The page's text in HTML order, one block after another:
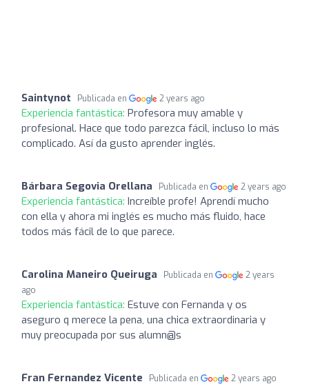
Saintynot Publicada en 2 years ago
Experiencia fantástica: Profesora muy amable y
profesional. Hace que todo parezca fácil, incluso lo más
complicado. Así da gusto aprender inglés.
Bárbara Segovia Orellana Publicada en 2 years ago
Experiencia fantástica: Increíble profe! Aprendí mucho
con ella y ahora mi inglés es mucho más fluido, hace
todos más fácil de lo que parece.
Carolina Maneiro Queiruga Publicada en
2 years
ago
Experiencia fantástica: Estuve con Fernanda y os
aseguro q merece la pena, una chica extraordinaria y
muy preocupada por sus alumn@s
Fran Fernandez Vicente Publicada en 2 years ago